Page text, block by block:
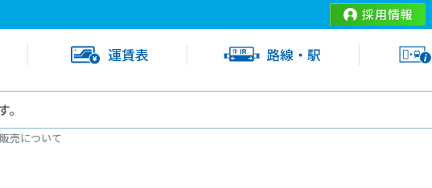
採用情報
運賃表 路線・駅
売について